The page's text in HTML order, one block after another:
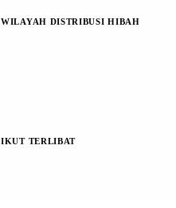
WILAYAH DISTRIBUSI HIBAH
IKUT TERLIBAT